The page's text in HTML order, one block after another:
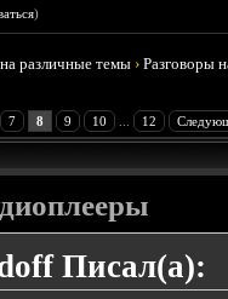
)
различные темы ›Разговоры
7 8 9 10 12
Писал(а):